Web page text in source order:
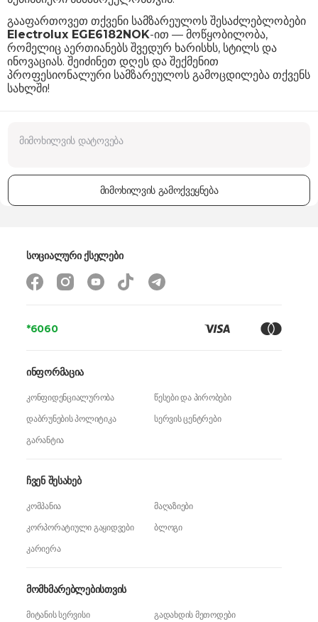
გააფართოვეთ თქვენი სამზარეულოს შესაძლებლობები
Electrolux EGE6182NOK-ით — მოწყობილობა,
რომელიც აერთიანებს შვედურ ხარისხს, სტილს და
ინოვაციას. შეიძინეთ დღეს და შექმენით
პროფესიონალური სამზარეულოს გამოცდილება თქვენს
სახლში!
მიმოხილვის გამოქვეყნება
*6060
ჩვენ შესახებ
კომპანია
მაღაზიები
კორპორატიული გაყიდვები
ბლოგი
კარიერა
ინფორმაცია
კონფიდენციალურობა
წესები და პირობები
დაბრუნების პოლიტიკა
სერვის ცენტრები
გარანტია
მომხმარებლებისთვის
მიტანის სერვისი გადახდის მეთოდები
სოციალური ქსელები